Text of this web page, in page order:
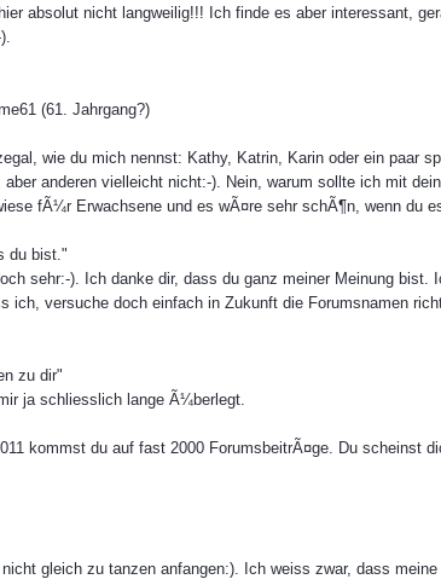
absolut nicht langweilig!!! Ich finde es aber interessant,
(61. Jahrgang?)
wie du mich nennst: Kathy, Katrin, Karin oder ein paar
anderen vielleicht nicht:-). Nein, warum sollte ich mit
fÃ¼r Erwachsene und es wÃ¤re sehr schÃ¶n, wenn du
du bist."
sehr:-). Ich danke dir, dass du ganz meiner Meinung
ich, versuche doch einfach in Zukunft die Forumsnamen
zu dir"
ja schliesslich lange Ã¼berlegt.
kommst du auf fast 2000 ForumsbeitrÃ¤ge. Du scheinst
gleich zu tanzen anfangen:). Ich weiss zwar, dass